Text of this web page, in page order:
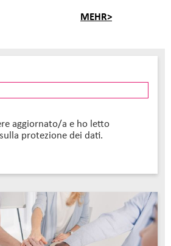
MEHR>
aggiornato/a e ho letto
protezione dei dati.